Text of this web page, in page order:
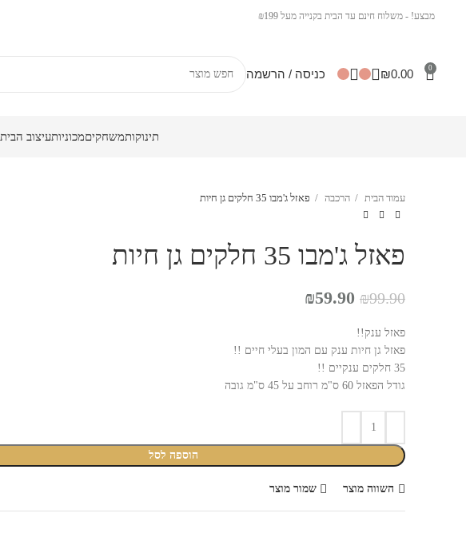
מבצע! - משלוח חינם עד הבית בקנייה מעל ₪199
0
₪0.00 כניסה / הרשמה
תינוקותמשחקיםמכוניותעיצוב הבית
עמוד הבית
הרכבה פאזל ג'מבו 35 חלקים גן חיות
פאזל ג'מבו 35 חלקים גן חיות
₪99.90
המחיר
₪99.90.
₪59.90
₪59.90.
פאזל ענק!!
פאזל גן חיות ענק עם המון בעלי חיים !!
35 חלקים ענקיים !!
גודל הפאזל 60 ס"מ רוחב על 45 ס"מ גובה
הוספה לסל
השווה מוצר שמור מוצר